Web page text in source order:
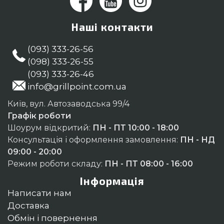
Наші контакти
(093) 333-26-56
(098) 333-26-55
(093) 333-26-46
info@grillpoint.com.ua
Київ, вул. Автозаводська 99/4
Графік роботи
Шоурум відкритий: ПН - ПТ 10:00 - 18:00
Консультація і оформлення замовлення: ПН - НД
09:00 - 20:00
Режим роботи складу: ПН - ПТ 08:00 - 16:00
Інформація
Написати нам
Доставка
Обмін і повернення